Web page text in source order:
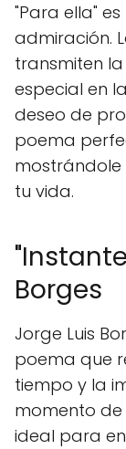
"Para ella"
admiración.
transmiten
especial en
deseo de
poema
mostrándole
tu vida.
Borges
Jorge Luis
poema que
tiempo y la
momento de
ideal para